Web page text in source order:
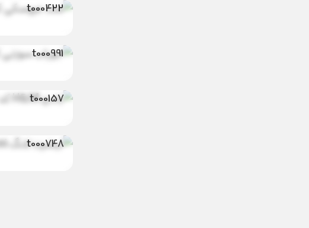
t000422
t000991
t000157
t000748